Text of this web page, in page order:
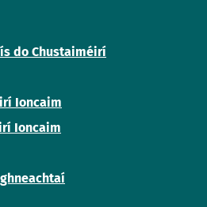
do Chustaiméirí
Ioncaim
Ioncaim